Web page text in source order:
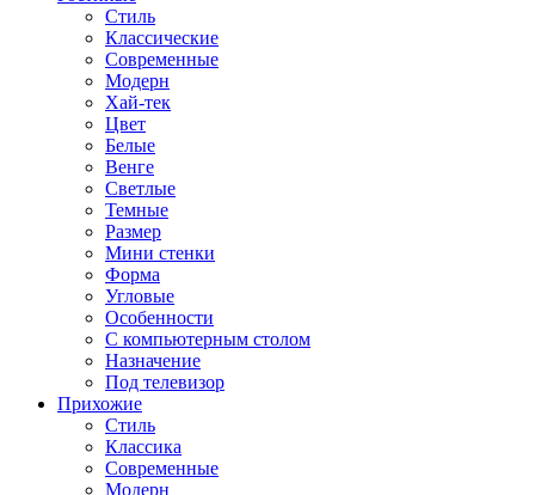
Стиль
Классические
Современные
Модерн
Хай-тек
Цвет
Белые
Венге
Светлые
Темные
Размер
Мини стенки
Форма
Угловые
Особенности
С компьютерным столом
Назначение
Под телевизор
Прихожие
Стиль
Классика
Современные
Модерн